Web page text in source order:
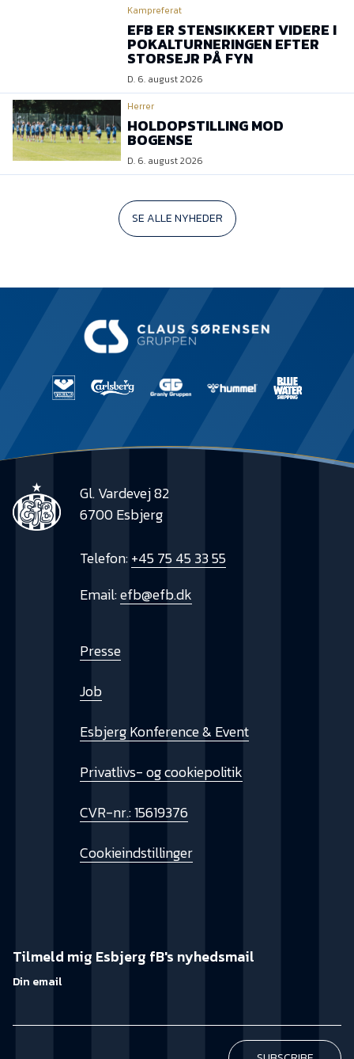
Kampreferat
EFB ER STENSIKKERT VIDERE I
POKALTURNERINGEN EFTER
STORSEJR PÅ FYN
D. 6. august 2026
Herrer
HOLDOPSTILLING MOD
BOGENSE
D. 6. august 2026
SE ALLE NYHEDER
Gl. Vardevej 82
6700 Esbjerg
Telefon:+45 75 45 33 55
Email:efb@efb.dk
Presse
Job
Esbjerg Konference & Event
Privatlivs- og cookiepolitik
CVR-nr.: 15619376
Cookieindstillinger
Tilmeld mig Esbjerg fB's nyhedsmail
Din email